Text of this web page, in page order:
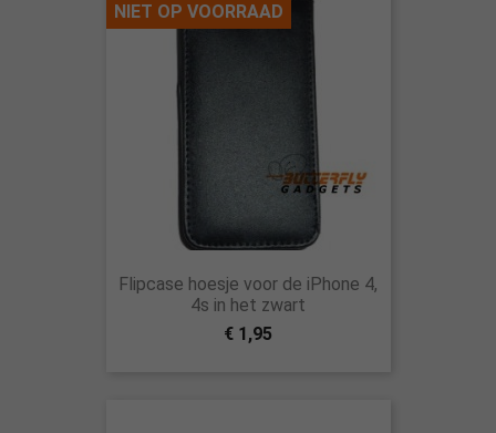
Flipcase hoesje voor de iPhone 4,
4s in het zwart
€ 1,95
NIET OP VOORRAAD